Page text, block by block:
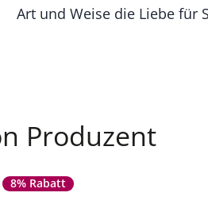
Art und Weise die Liebe für
Produzent
8% Rabatt